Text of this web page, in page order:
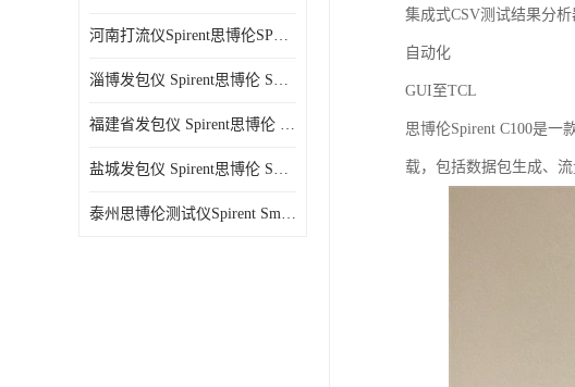
河南打流仪Spirent思博伦SPT-2U 操作简单 灵活的测试方案
淄博发包仪 Spirent思博伦 SmartBits 600B 高速数据传输
福建省发包仪 Spirent思博伦 SmartBits 600B 可以支持多种通信技术
盐城发包仪 Spirent思博伦 SmartBits 600B 可配置多个单端测试模块
泰州思博伦测试仪Spirent SmartBits 600B 灵活的测试方案
集成式CSV测试结果分
自动化
GUI至TCL
思博伦Spirent C100是
载，包括数据包生成、